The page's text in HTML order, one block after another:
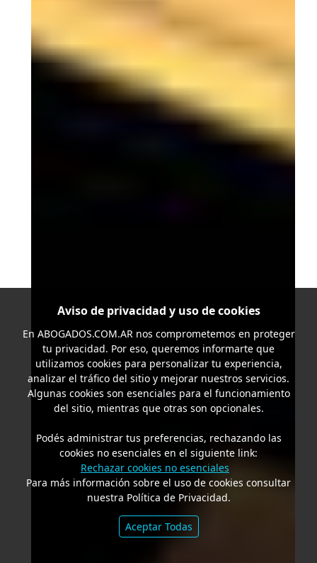
Aviso de privacidad y uso de cookies
En ABOGADOS.COM.ARnos comprometemos en proteger
tu privacidad. Por eso, queremos informarte que
utilizamos cookies para personalizar tu experiencia,
analizar el tráfico del sitio y mejorar nuestros servicios.
Algunas cookies son esenciales para el funcionamiento
del sitio, mientras que otras son opcionales.
Podés administrar tus preferencias, rechazando las
cookies no esenciales en el siguiente link:
Rechazar cookies no esenciales
Para más información sobre el uso de cookies consultar
nuestra Política de Privacidad.
Aceptar Todas